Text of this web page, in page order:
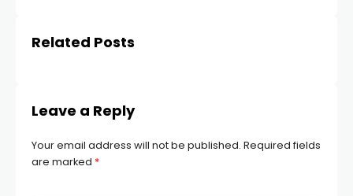
Related Posts
Leave a Reply
Your email address will not be published. Required fields
are marked *